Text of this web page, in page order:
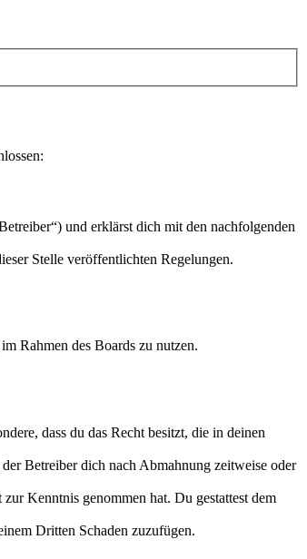
und erklärst dich mit den nachfolgenden
Stelle veröffentlichten Regelungen.
Rahmen des Boards zu nutzen.
dass du das Recht besitzt, die in deinen
Betreiber dich nach Abmahnung zeitweise oder
Kenntnis genommen hat. Du gestattest dem
Dritten Schaden zuzufügen.